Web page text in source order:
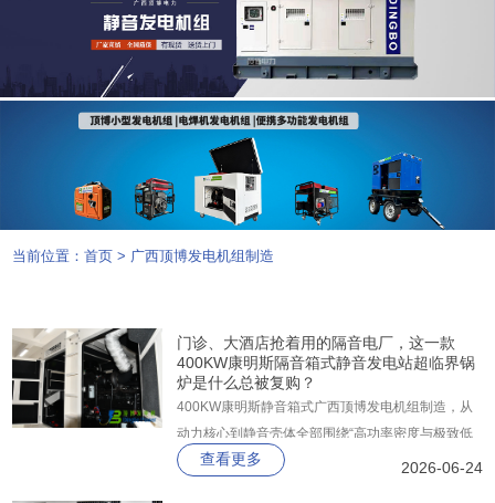
当前位置：首页 > 广西顶博发电机组制造
门诊、大酒店抢着用的隔音电厂，这一款
400KW康明斯隔音箱式静音发电站超临界锅
炉是什么总被复购？
400KW康明斯静音箱式广西顶博发电机组制造，从
动力核心到静音壳体全部围绕“高功率密度与极致低
噪”一体化打造。它搭载康明斯KTA19-G3A柴油机，
查看更多 2026-06-24